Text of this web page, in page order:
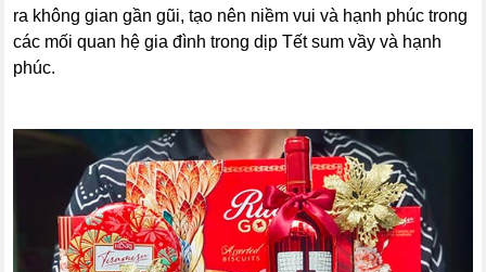
ra không gian gần gũi, tạo nên niềm vui và hạnh phúc trong
các mối quan hệ gia đình trong dịp Tết sum vầy và hạnh
phúc.